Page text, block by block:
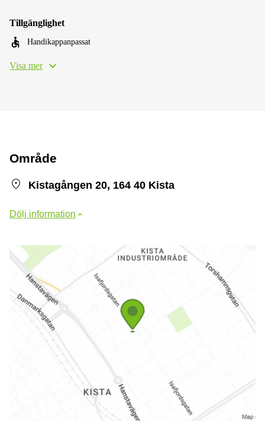
Tillgänglighet
Handikappanpassat
Visa mer
Område
Kistagången 20, 164 40 Kista
Dölj information